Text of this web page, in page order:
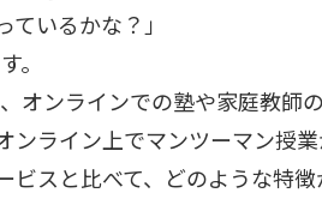
いるかな？」
。
オンラインでの塾や家庭教師
ライン上でマンツーマン授
スと比べて、どのような特徴